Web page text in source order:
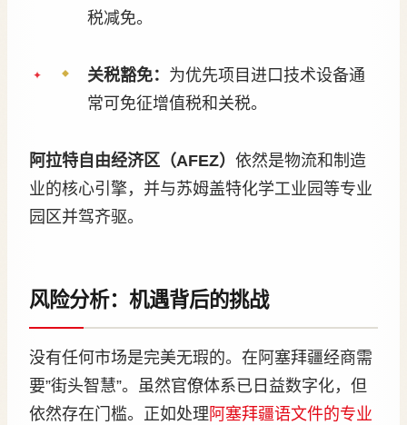
税减免。
关税豁免： 为优先项目进口技术设备通
常可免征增值税和关税。
阿拉特自由经济区（AFEZ） 依然是物流和制造
业的核心引擎，并与苏姆盖特化学工业园等专业
园区并驾齐驱。
风险分析：机遇背后的挑战
没有任何市场是完美无瑕的。在阿塞拜疆经商需
要”街头智慧”。虽然官僚体系已日益数字化，但
依然存在门槛。正如处理 阿塞拜疆语文件的专业